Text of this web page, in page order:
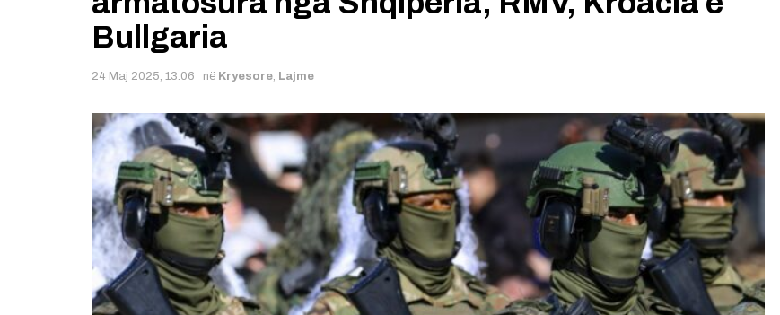
Bullgaria
24 Maj 2025, 13:06 në Kryesore, Lajme